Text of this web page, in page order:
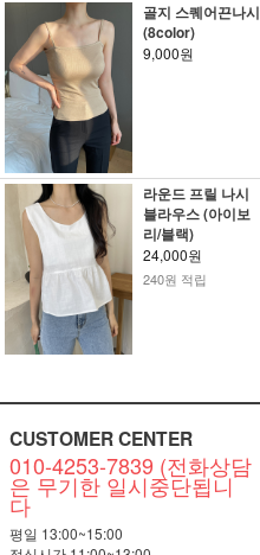
골지 스퀘어끈나시
(8color)
9,000원
라운드 프릴 나시
블라우스 (아이보
리/블랙)
24,000원
240원 적립
CUSTOMER CENTER
010-4253-7839 (전화상담
은 무기한 일시중단됩니
다
평일 13:00~15:00